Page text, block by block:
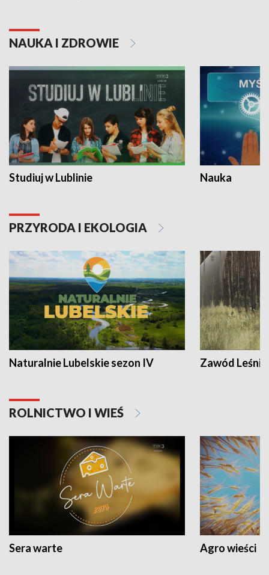
NAUKA I ZDROWIE
Studiuj w Lublinie Nauka
PRZYRODA I EKOLOGIA
Naturalnie Lubelskie sezon IV Zawód Leśnik
ROLNICTWO I WIEŚ
Sera warte Agro wieści